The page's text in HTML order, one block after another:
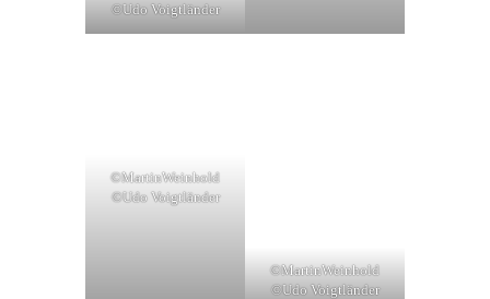
©Udo Voigtländer
©MartinWeinhold
©Udo Voigtländer
©MartinWeinhold
©Udo Voigtländer